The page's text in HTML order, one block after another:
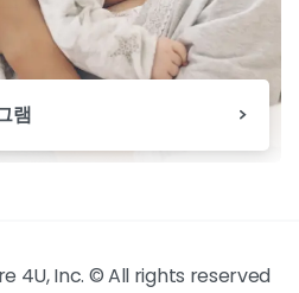
램
4U, Inc. © All rights reserved